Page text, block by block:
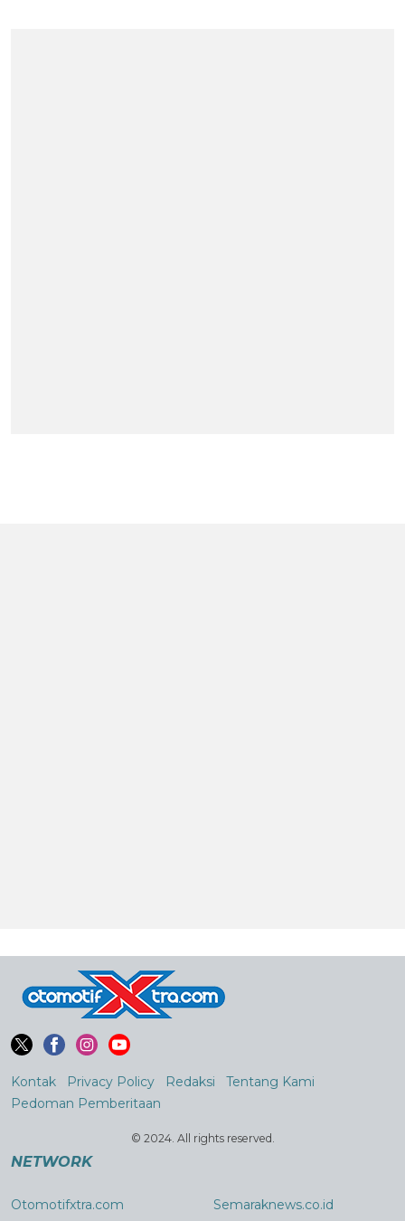
Kontak Privacy Policy Redaksi
Tentang Kami
Pedoman Pemberitaan
© 2024. All rights reserved.
NETWORK
Otomotifxtra.com Semaraknews.co.id